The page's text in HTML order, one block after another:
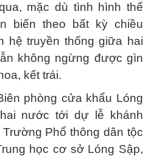
mặc dù tình hình thế
biến theo bất kỳ chiều
hệ truyền thống giữa hai
không ngừng được gìn
kết trái.
phòng cửa khẩu Lóng
nước tới dự lễ khánh
Phổ thông dân tộc
học cơ sở Lóng Sập,